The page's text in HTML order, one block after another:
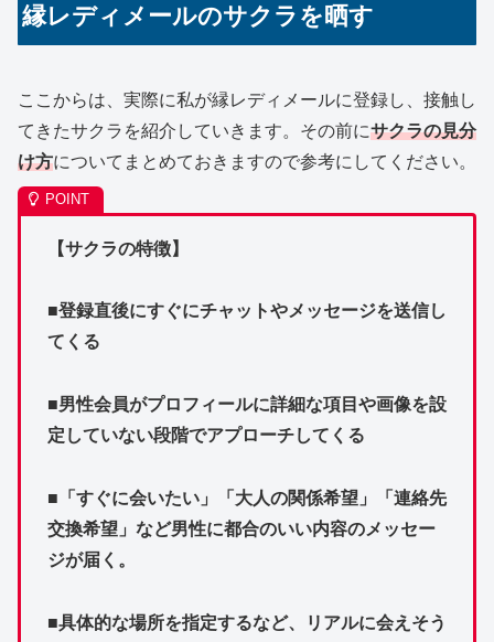
縁レディメールのサクラを晒す
ここからは、実際に私が縁レディメールに登録し、接触し
てきたサクラを紹介していきます。その前にサクラの見分
け方についてまとめておきますので参考にしてください。
【サクラの特徴】
■登録直後にすぐにチャットやメッセージを送信し
てくる
■男性会員がプロフィールに詳細な項目や画像を設
定していない段階でアプローチしてくる
■「すぐに会いたい」「大人の関係希望」「連絡先
交換希望」など男性に都合のいい内容のメッセー
ジが届く。
■具体的な場所を指定するなど、リアルに会えそう